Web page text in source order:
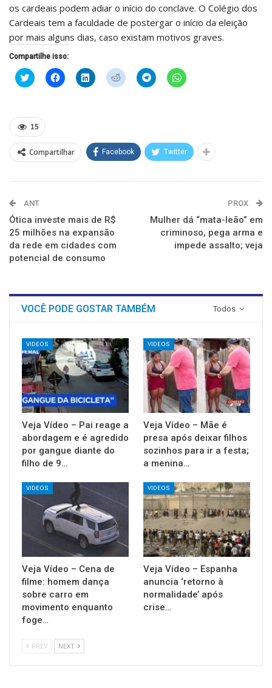
os cardeais podem adiar o início do conclave. O Colégio dos
Cardeais tem a faculdade de postergar o início da eleição
por mais alguns dias, caso existam motivos graves.
Compartilhe isso:
Clique
para
em
nova
janela)
Clique
para
Clique
para
Clique
para
Clique
para
Clique
para
15
Compartilhar Facebook Twitter
ANT
Ótica investe mais de R$
25 milhões na expansão
da rede em cidades com
potencial de consumo
PROX
Mulher dá “mata-leão” em
criminoso, pega arma e
impede assalto; veja
Todos
VOCÊ PODE GOSTAR TAMBÉM
VIDEOS
Veja Vídeo – Pai reage a
abordagem e é agredido
por gangue diante do
filho de 9…
VIDEOS
Veja Vídeo – Mãe é
presa após deixar filhos
sozinhos para ir a festa;
a menina…
VIDEOS
Veja Vídeo – Cena de
filme: homem dança
sobre carro em
movimento enquanto
foge…
VIDEOS
Veja Vídeo – Espanha
anuncia ‘retorno à
normalidade’ após
crise…
PREV NEXT